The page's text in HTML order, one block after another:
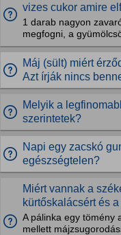
vizes cukor amire
1 darab nagyon
megfogni, a
Máj (sült) miért
Azt írják nincs
Melyik a
szerintetek?
Napi egy zacskó
egészségtelen?
Miért vannak a
kürtőskalácsért és
A pálinka egy tömény
mellett